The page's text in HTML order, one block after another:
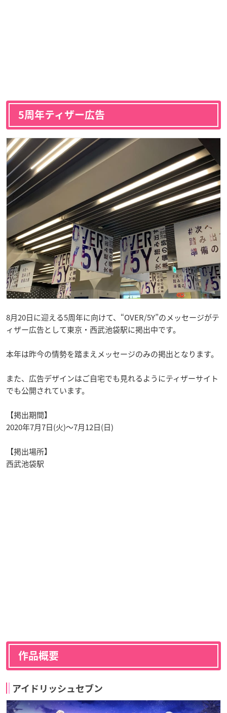
5周年ティザー広告
8月20日に迎える5周年に向けて、“OVER/5Y”のメッセージがテ
ィザー広告として東京・西武池袋駅に掲出中です。
本年は昨今の情勢を踏まえメッセージのみの掲出となります。
また、広告デザインはご自宅でも見れるようにティザーサイト
でも公開されています。
【掲出期間】
2020年7月7日(火)～7月12日(日)
【掲出場所】
西武池袋駅
作品概要
アイドリッシュセブン